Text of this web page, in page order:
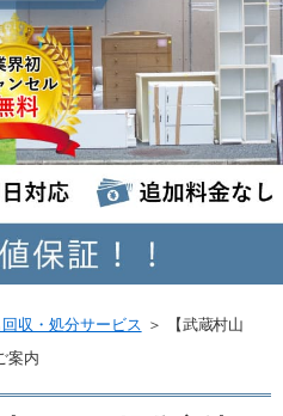
回収・処分サービス ＞
【武蔵村山
案内